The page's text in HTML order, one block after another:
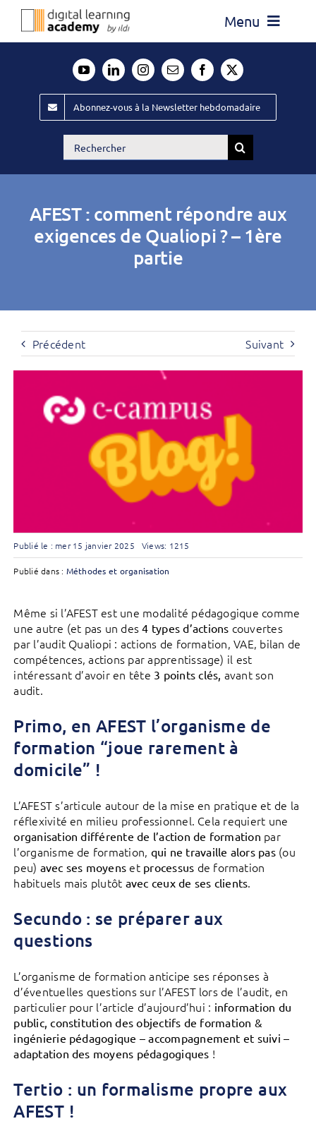
Passer
Menu
Évènements ILDI
Offres d’emploi
Publiez
Abonnez-vous à la Newsletter hebdomadaire
Rechercher:
AFEST : comment répondre aux
exigences de Qualiopi ? – 1ère
partie
Précédent Suivant
Publié le : mer 15 janvier 2025 Views: 1215
Publié dans : Méthodes et organisation
Même si l’AFEST est une modalité pédagogique comme
une autre (et pas un des4 types d’actions couvertes
par l’audit Qualiopi : actions de formation, VAE, bilan de
compétences, actions par apprentissage) il est
intéressant d’avoir en tête 3 points clés, avant son
audit.
Primo, en AFEST l’organisme de
formation “joue rarement à
domicile” !
L’AFEST s’articule autour de la mise en pratique et de la
réflexivité en milieu professionnel. Cela requiert une
organisation différente de l’action de formation par
l’organisme de formation, qui ne travaille alors pas (ou
peu) avec ses moyens et processus de formation
habituels mais plutôt avec ceux de ses clients.
Secundo : se préparer aux
questions
L’organisme de formation anticipe ses réponses à
d’éventuelles questions sur l’AFEST lors de l’audit, en
particulier pour l’article d’aujourd’hui : information du
public, constitution des objectifs de formation &
ingénierie pédagogique – accompagnement et suivi –
adaptation des moyens pédagogiques !
Tertio : un formalisme propre aux
AFEST !